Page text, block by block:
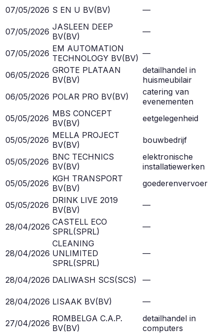
07/05/2026 S EN U BV(BV) —
07/05/2026 JASLEEN DEEP
BV(BV) —
07/05/2026 EM AUTOMATION
TECHNOLOGY BV(BV) —
06/05/2026 GROTE PLATAAN
BV(BV)
detailhandel in
huismeubilair
06/05/2026 POLAR PRO BV(BV)
catering van
evenementen
05/05/2026 MBS CONCEPT
BV(BV) eetgelegenheid
05/05/2026 MELLA PROJECT
BV(BV) bouwbedrijf
05/05/2026 BNC TECHNICS
BV(BV)
elektronische
installatiewerken
05/05/2026 KGH TRANSPORT
BV(BV) goederenvervoer
05/05/2026 DRINK LIVE 2019
BV(BV) —
28/04/2026 CASTELL ECO
SPRL(SPRL) —
28/04/2026
CLEANING
UNLIMITED
SPRL(SPRL)
—
28/04/2026 DALIWASH SCS(SCS) —
28/04/2026 LISAAK BV(BV) —
27/04/2026 ROMBELGA C.A.P.
BV(BV)
detailhandel in
computers